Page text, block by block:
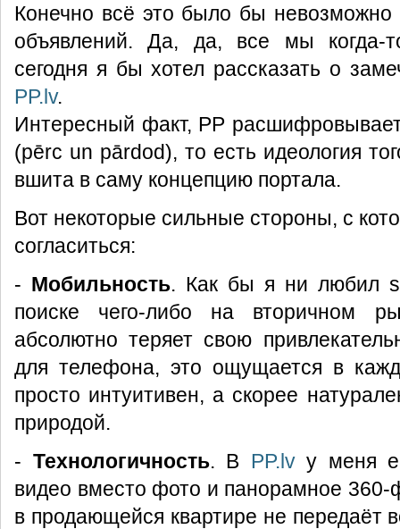
Конечно всё это было бы невозможно
объявлений. Да, да, все мы когда-
сегодня я бы хотел рассказать о
PP.lv.
Интересный факт, PP
(pērc un pārdod), то есть идеология
вшита в саму концепцию портала.
Вот некоторые сильные стороны, с
согласиться:
- Мобильность. Как бы я ни любил
поиске чего-либо на вторичном
абсолютно теряет свою
для телефона, это ощущается в
просто интуитивен, а скорее
природой.
- Технологичность. В PP.lvу меня
видео вместо фото и панорамное
в продающейся квартире не передаёт